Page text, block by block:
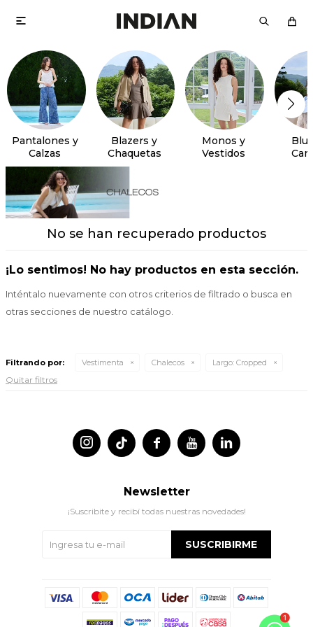

Pantalones y
Calzas
Blazers y
Chaquetas
Monos y
Vestidos
No se han recuperado productos
¡Lo sentimos! No hay productos en esta sección.
Inténtalo nuevamente con otros criterios de filtrado o busca en
otras secciones de nuestro catálogo.
Filtrando por: Vestimenta Chalecos Largo: Cropped
Quitar filtros
 
 
Newsletter
¡Suscribite y recibí todas nuestras novedades!
SUSCRIBIRME